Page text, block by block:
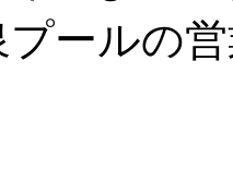
ールの